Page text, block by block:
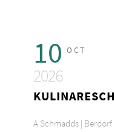
10 OCT
2026
A Schmadds | Berdorf